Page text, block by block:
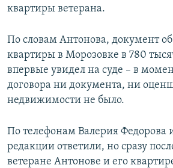
квартиры ветерана.
По словам Антонова, документ
квартиры в Морозовке в 780
впервые увидел на суде – в
договора ни документа, ни
недвижимости не было.
По телефонам Валерия Федорова
редакции ответили, но сразу
ветеране Антонове и его